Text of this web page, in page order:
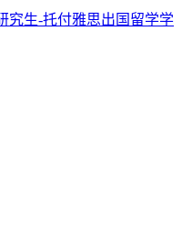
学